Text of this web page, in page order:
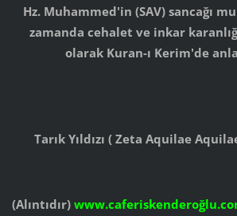
Hz. Muhammed'in (SAV) sancağı
zamanda cehalet ve inkar
olarak Kuran-ı Kerim'de
Tarık Yıldızı ( Zeta Aquilae
(Alıntıdır)